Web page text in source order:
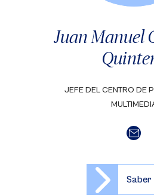
Juan Manuel
JEFE DEL CENTRO DE
Saber